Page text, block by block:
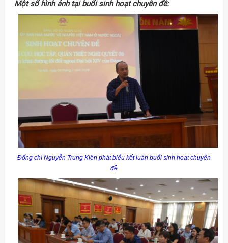
Một số hình ảnh tại buổi sinh hoạt chuyên đề:
Đống chí Nguyễn Trung Kiên phát biểu kết luận buổi sinh hoạt chuyên
đề